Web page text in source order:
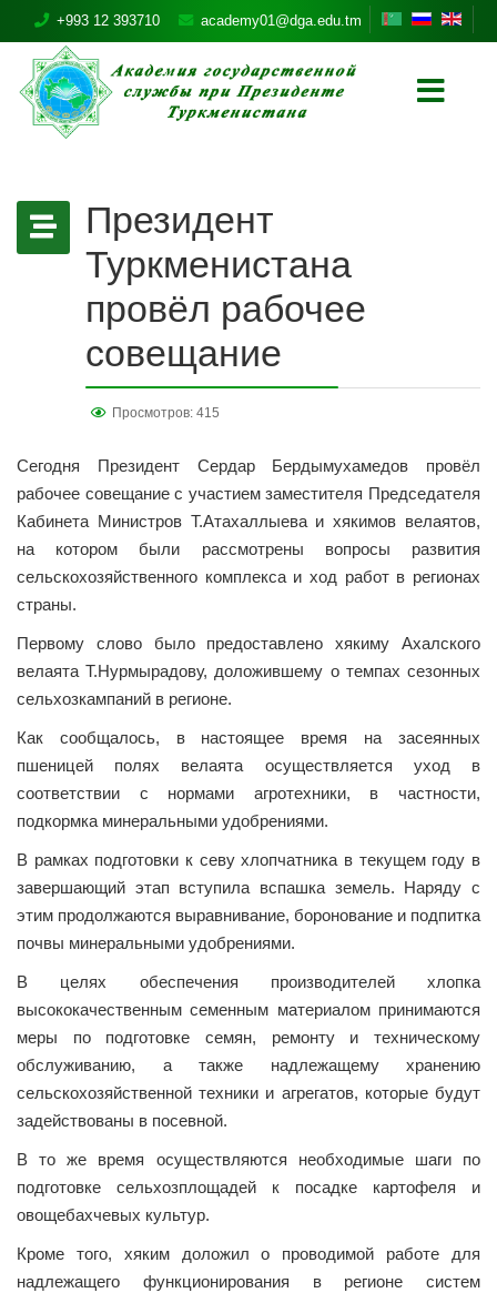
+993 12 393710 academy01@dga.edu.tm
Президент
Туркменистана
провёл рабочее
совещание
Просмотров: 415
Сегодня Президент Сердар Бердымухамедов провёл
рабочее совещание с участием заместителя Председателя
Кабинета Министров Т.Атахаллыева и хякимов велаятов,
на котором были рассмотрены вопросы развития
сельскохозяйственного комплекса и ход работ в регионах
страны.
Первому слово было предоставлено хякиму Ахалского
велаята Т.Нурмырадову, доложившему о темпах сезонных
сельхозкампаний в регионе.
Как сообщалось, в настоящее время на засеянных
пшеницей полях велаята осуществляется уход в
соответствии с нормами агротехники, в частности,
подкормка минеральными удобрениями.
В рамках подготовки к севу хлопчатника в текущем году в
завершающий этап вступила вспашка земель. Наряду с
этим продолжаются выравнивание, боронование и подпитка
почвы минеральными удобрениями.
В целях обеспечения производителей хлопка
высококачественным семенным материалом принимаются
меры по подготовке семян, ремонту и техническому
обслуживанию, а также надлежащему хранению
сельскохозяйственной техники и агрегатов, которые будут
задействованы в посевной.
В то же время осуществляются необходимые шаги по
подготовке сельхозплощадей к посадке картофеля и
овощебахчевых культур.
Кроме того, хяким доложил о проводимой работе для
надлежащего функционирования в регионе систем